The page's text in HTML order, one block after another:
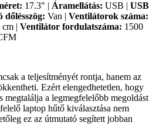
17.3" | Áramellátás: USB | USB
dőlésszög: Van | Ventilátorok száma:
cm | Ventilátor fordulatszáma: 1500
a teljesítményét rontja, hanem az
Ezért elengedhetetlen, hogy
megtalálja a legmegfelelőbb megoldást
laptop hűtő kiválasztása nem
ez az útmutató segített jobban